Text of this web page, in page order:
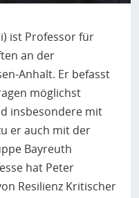
ist Professor für
an der
Anhalt. Er befasst
möglichst
insbesondere mit
er auch mit der
Bayreuth
hat Peter
Resilienz Kritischer